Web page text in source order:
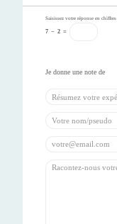
Saisissez votre réponse en chiffres
7 − 2 =